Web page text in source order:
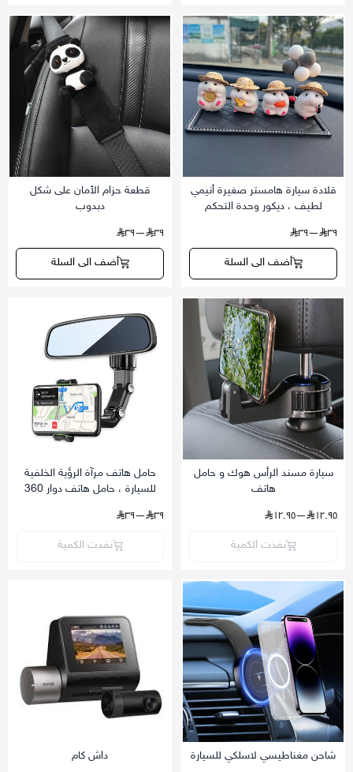
قلادة سيارة هامستر صغيرة أنيمي
لطيف ، ديكور وحدة التحكم
هدايا للفتيات ، أدوات للسيارات٣٩ —٣٩
أضف الى السلة
قطعة حزام الأمان على شكل
دبدوب
٣٩
—٣٩
أضف الى السلة
سيارة مسند الرأس هوك و حامل
هاتف
١٢.٩٥
—١٢.٩٥
نفدت الكمية
حامل هاتف مرآة الرؤية الخلفية
للسيارة ، حامل هاتف دوار 360
٣٩
—٣٩
نفدت الكمية
شاحن مغناطيسي لاسلكي للسيارة
داش كام